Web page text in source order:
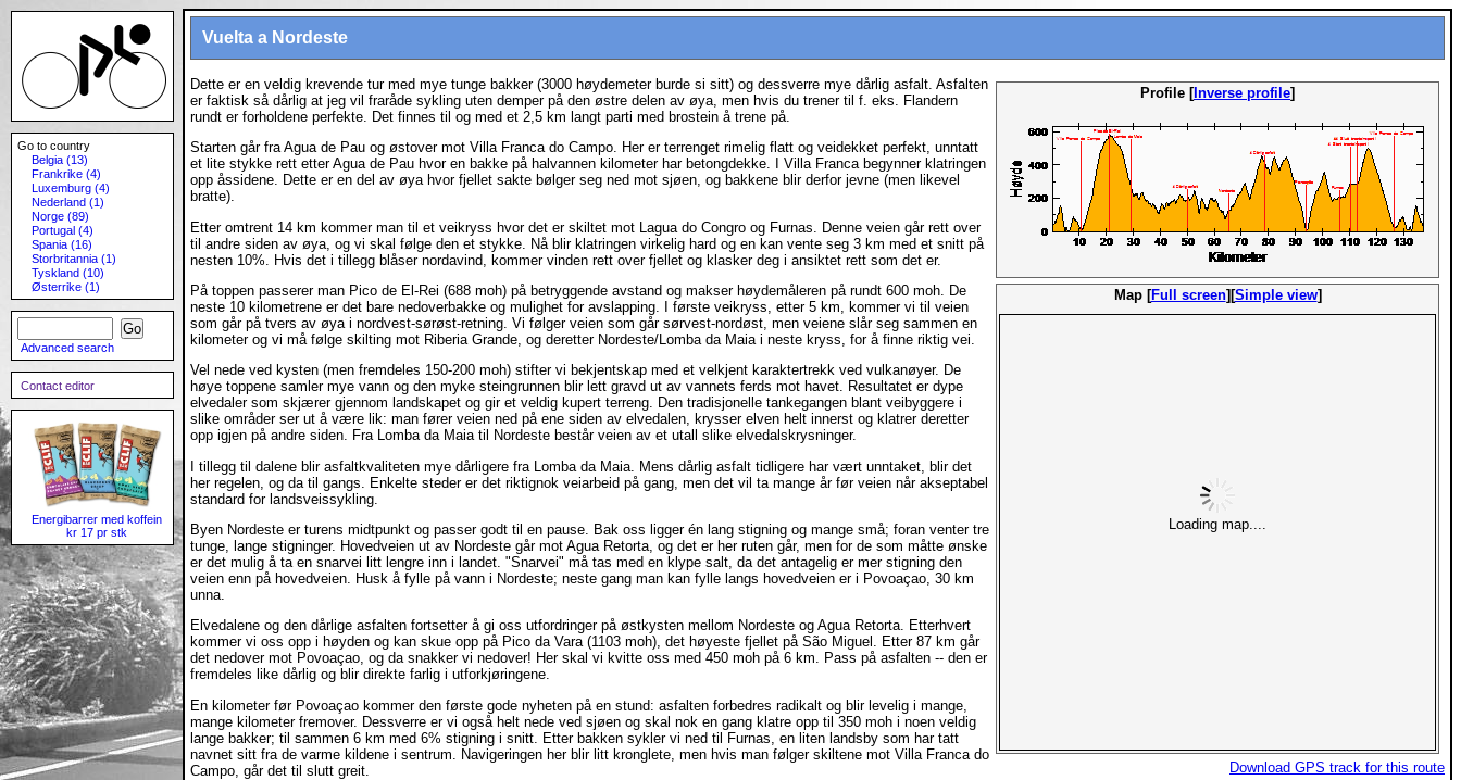
Vuelta a Nordeste
Profile [Inverse profile]
Map [Full screen][Simple view]
Loading map....
Download GPS track for this route
Dette er en veldig krevende tur med mye tunge bakker (3000 høydemeter burde si sitt) og dessverre mye dårlig asfalt. Asfalten
er faktisk så dårlig at jeg vil fraråde sykling uten demper på den østre delen av øya, men hvis du trener til f. eks. Flandern
rundt er forholdene perfekte. Det finnes til og med et 2,5 km langt parti med brostein å trene på.
Starten går fra Agua de Pau og østover mot Villa Franca do Campo. Her er terrenget rimelig flatt og veidekket perfekt, unntatt
et lite stykke rett etter Agua de Pau hvor en bakke på halvannen kilometer har betongdekke. I Villa Franca begynner klatringen
opp åssidene. Dette er en del av øya hvor fjellet sakte bølger seg ned mot sjøen, og bakkene blir derfor jevne (men likevel
bratte).
Etter omtrent 14 km kommer man til et veikryss hvor det er skiltet mot Lagua do Congro og Furnas. Denne veien går rett over
til andre siden av øya, og vi skal følge den et stykke. Nå blir klatringen virkelig hard og en kan vente seg 3 km med et snitt på
nesten 10%. Hvis det i tillegg blåser nordavind, kommer vinden rett over fjellet og klasker deg i ansiktet rett som det er.
På toppen passerer man Pico de El-Rei (688 moh) på betryggende avstand og makser høydemåleren på rundt 600 moh. De
neste 10 kilometrene er det bare nedoverbakke og mulighet for avslapping. I første veikryss, etter 5 km, kommer vi til veien
som går på tvers av øya i nordvest-sørøst-retning. Vi følger veien som går sørvest-nordøst, men veiene slår seg sammen en
kilometer og vi må følge skilting mot Riberia Grande, og deretter Nordeste/Lomba da Maia i neste kryss, for å finne riktig vei.
Vel nede ved kysten (men fremdeles 150-200 moh) stifter vi bekjentskap med et velkjent karaktertrekk ved vulkanøyer. De
høye toppene samler mye vann og den myke steingrunnen blir lett gravd ut av vannets ferds mot havet. Resultatet er dype
elvedaler som skjærer gjennom landskapet og gir et veldig kupert terreng. Den tradisjonelle tankegangen blant veibyggere i
slike områder ser ut å være lik: man fører veien ned på ene siden av elvedalen, krysser elven helt innerst og klatrer deretter
opp igjen på andre siden. Fra Lomba da Maia til Nordeste består veien av et utall slike elvedalskrysninger.
I tillegg til dalene blir asfaltkvaliteten mye dårligere fra Lomba da Maia. Mens dårlig asfalt tidligere har vært unntaket, blir det
her regelen, og da til gangs. Enkelte steder er det riktignok veiarbeid på gang, men det vil ta mange år før veien når akseptabel
standard for landsveissykling.
Byen Nordeste er turens midtpunkt og passer godt til en pause. Bak oss ligger én lang stigning og mange små; foran venter tre
tunge, lange stigninger. Hovedveien ut av Nordeste går mot Agua Retorta, og det er her ruten går, men for de som måtte ønske
er det mulig å ta en snarvei litt lengre inn i landet. "Snarvei" må tas med en klype salt, da det antagelig er mer stigning den
veien enn på hovedveien. Husk å fylle på vann i Nordeste; neste gang man kan fylle langs hovedveien er i Povoaçao, 30 km
unna.
Elvedalene og den dårlige asfalten fortsetter å gi oss utfordringer på østkysten mellom Nordeste og Agua Retorta. Etterhvert
kommer vi oss opp i høyden og kan skue opp på Pico da Vara (1103 moh), det høyeste fjellet på São Miguel. Etter 87 km går
det nedover mot Povoaçao, og da snakker vi nedover! Her skal vi kvitte oss med 450 moh på 6 km. Pass på asfalten -- den er
fremdeles like dårlig og blir direkte farlig i utforkjøringene.
En kilometer før Povoaçao kommer den første gode nyheten på en stund: asfalten forbedres radikalt og blir levelig i mange,
mange kilometer fremover. Dessverre er vi også helt nede ved sjøen og skal nok en gang klatre opp til 350 moh i noen veldig
lange bakker; til sammen 6 km med 6% stigning i snitt. Etter bakken sykler vi ned til Furnas, en liten landsby som har tatt
navnet sitt fra de varme kildene i sentrum. Navigeringen her blir litt kronglete, men hvis man følger skiltene mot Villa Franca do
Campo, går det til slutt greit.
Go to country
Belgia (13)
Frankrike (4)
Luxemburg (4)
Nederland (1)
Norge (89)
Portugal (4)
Spania (16)
Storbritannia (1)
Tyskland (10)
Østerrike (1)
Advanced search
Contact editor
Energibarrer med koffein
kr 17 pr stk